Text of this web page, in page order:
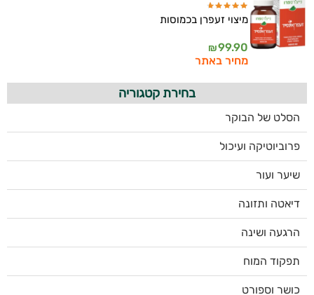
מיצוי זעפרן בכמוסות
99.90
₪
מחיר באתר
בחירת קטגוריה
הסלט של הבוקר
פרוביוטיקה ועיכול
שיער ועור
דיאטה ותזונה
הרגעה ושינה
תפקוד המוח
כושר וספורט